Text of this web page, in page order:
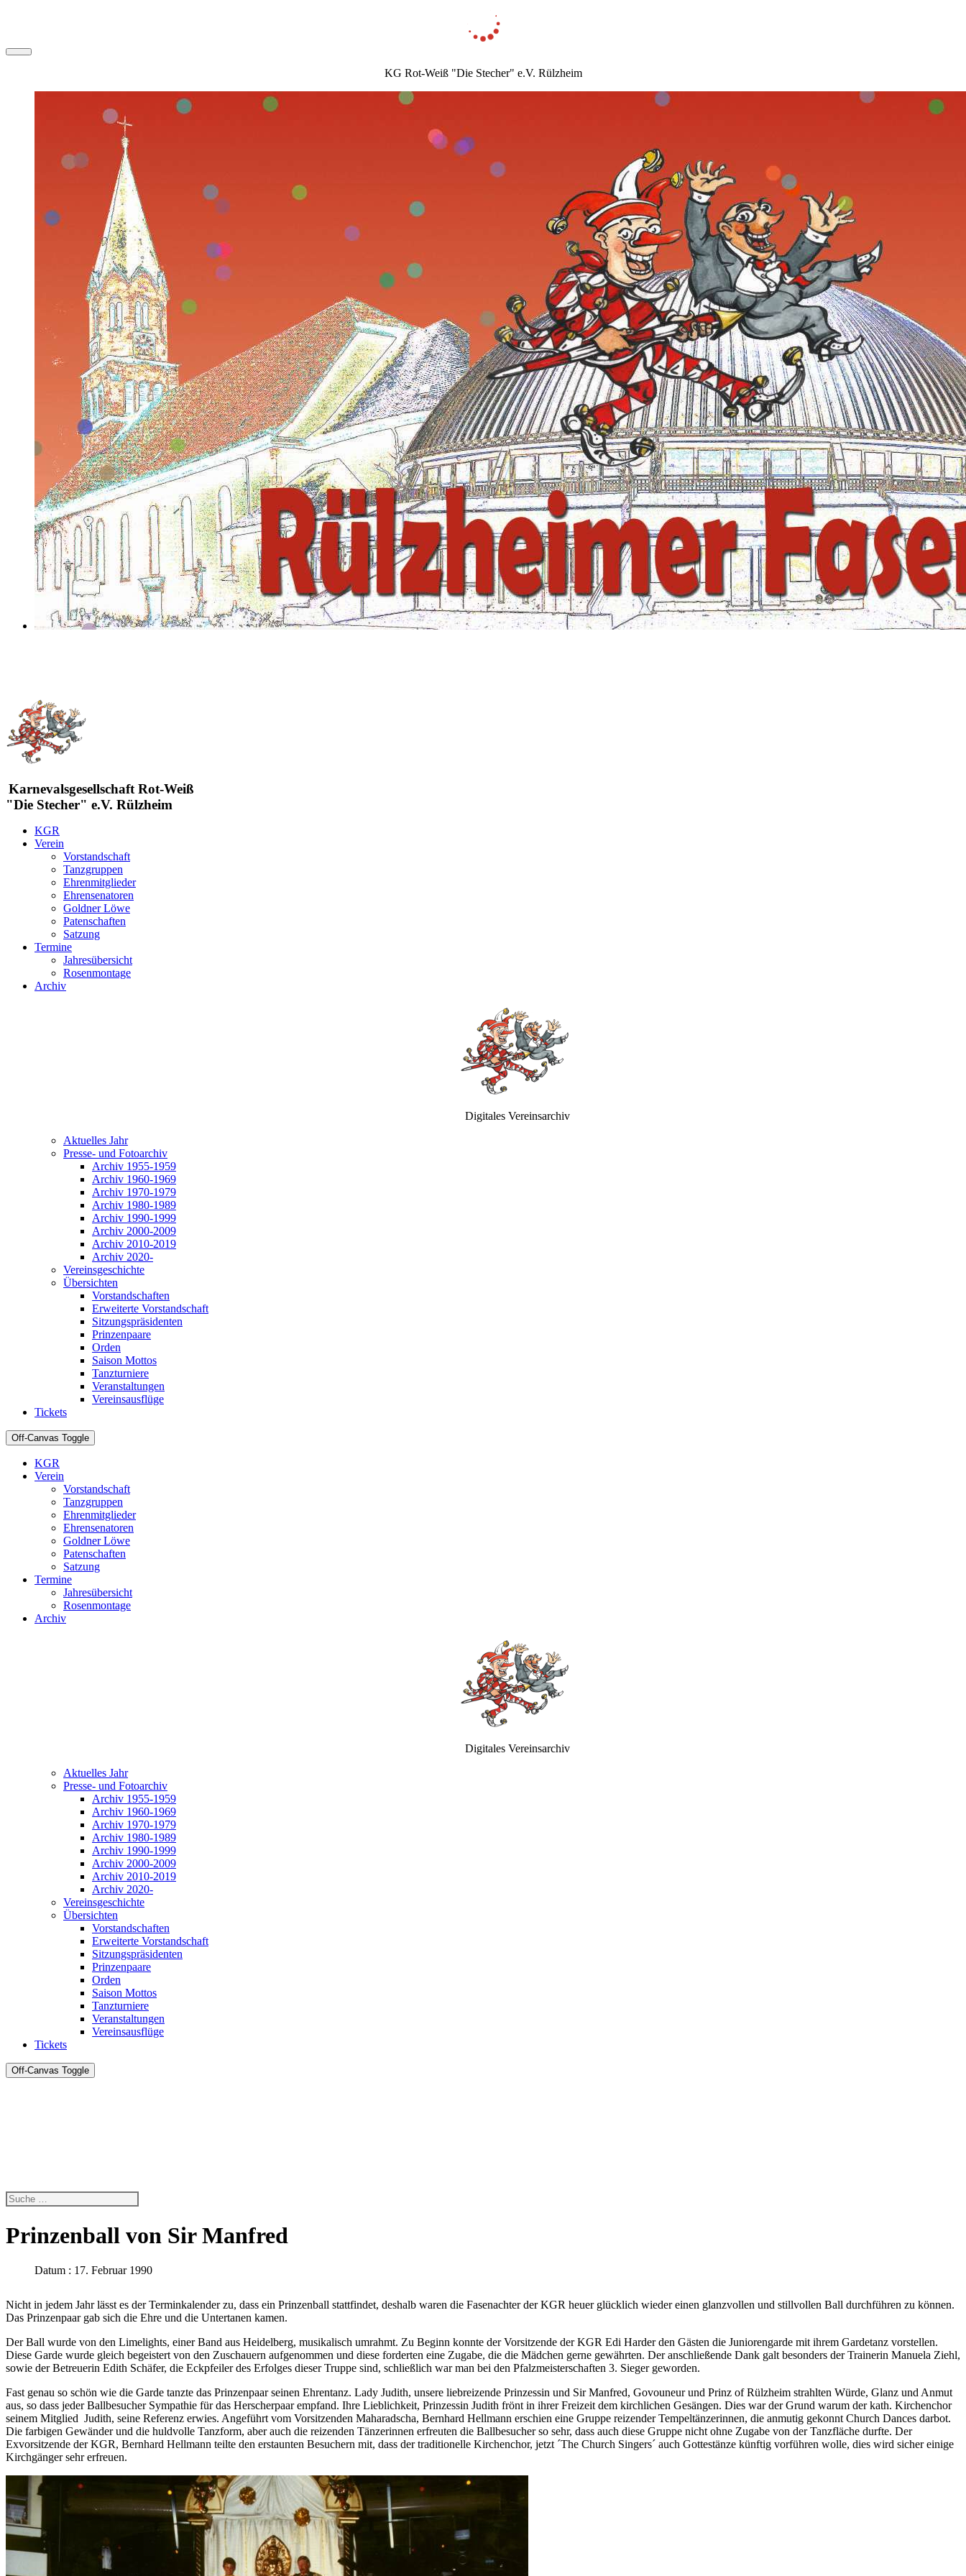
KG Rot-Weiß "Die Stecher" e.V. Rülzheim
Karnevalsgesellschaft Rot-Weiß
"Die Stecher" e.V. Rülzheim
KGR
Verein
Vorstandschaft
Tanzgruppen
Ehrenmitglieder
Ehrensenatoren
Goldner Löwe
Patenschaften
Satzung
Termine
Jahresübersicht
Rosenmontage
Archiv
Digitales Vereinsarchiv
Aktuelles Jahr
Presse- und Fotoarchiv
Archiv 1955-1959
Archiv 1960-1969
Archiv 1970-1979
Archiv 1980-1989
Archiv 1990-1999
Archiv 2000-2009
Archiv 2010-2019
Archiv 2020-
Vereinsgeschichte
Übersichten
Vorstandschaften
Erweiterte Vorstandschaft
Sitzungspräsidenten
Prinzenpaare
Orden
Saison Mottos
Tanzturniere
Veranstaltungen
Vereinsausflüge
Tickets
Off-Canvas Toggle
KGR
Verein
Vorstandschaft
Tanzgruppen
Ehrenmitglieder
Ehrensenatoren
Goldner Löwe
Patenschaften
Satzung
Termine
Jahresübersicht
Rosenmontage
Archiv
Digitales Vereinsarchiv
Aktuelles Jahr
Presse- und Fotoarchiv
Archiv 1955-1959
Archiv 1960-1969
Archiv 1970-1979
Archiv 1980-1989
Archiv 1990-1999
Archiv 2000-2009
Archiv 2010-2019
Archiv 2020-
Vereinsgeschichte
Übersichten
Vorstandschaften
Erweiterte Vorstandschaft
Sitzungspräsidenten
Prinzenpaare
Orden
Saison Mottos
Tanzturniere
Veranstaltungen
Vereinsausflüge
Tickets
Off-Canvas Toggle
Prinzenball von Sir Manfred
Datum : 17. Februar 1990
Nicht in jedem Jahr lässt es der Terminkalender zu, dass ein Prinzenball stattfindet, deshalb waren die Fasenachter der KGR heuer glücklich wieder einen glanzvollen und stillvollen Ball durchführen zu können.
Das Prinzenpaar gab sich die Ehre und die Untertanen kamen.
Der Ball wurde von den Limelights, einer Band aus Heidelberg, musikalisch umrahmt. Zu Beginn konnte der Vorsitzende der KGR Edi Harder den Gästen die Juniorengarde mit ihrem Gardetanz vorstellen.
Diese Garde wurde gleich begeistert von den Zuschauern aufgenommen und diese forderten eine Zugabe, die die Mädchen gerne gewährten. Der anschließende Dank galt besonders der Trainerin Manuela Ziehl,
sowie der Betreuerin Edith Schäfer, die Eckpfeiler des Erfolges dieser Truppe sind, schließlich war man bei den Pfalzmeisterschaften 3. Sieger geworden.
Fast genau so schön wie die Garde tanzte das Prinzenpaar seinen Ehrentanz. Lady Judith, unsere liebreizende Prinzessin und Sir Manfred, Govouneur und Prinz of Rülzheim strahlten Würde, Glanz und Anmut
aus, so dass jeder Ballbesucher Sympathie für das Herscherpaar empfand. Ihre Lieblichkeit, Prinzessin Judith frönt in ihrer Freizeit dem kirchlichen Gesängen. Dies war der Grund warum der kath. Kirchenchor
seinem Mitglied Judith, seine Referenz erwies. Angeführt vom Vorsitzenden Maharadscha, Bernhard Hellmann erschien eine Gruppe reizender Tempeltänzerinnen, die anmutig gekonnt Church Dances darbot.
Die farbigen Gewänder und die huldvolle Tanzform, aber auch die reizenden Tänzerinnen erfreuten die Ballbesucher so sehr, dass auch diese Gruppe nicht ohne Zugabe von der Tanzfläche durfte. Der
Exvorsitzende der KGR, Bernhard Hellmann teilte den erstaunten Besuchern mit, dass der traditionelle Kirchenchor, jetzt ´The Church Singers´ auch Gottestänze künftig vorführen wolle, dies wird sicher einige
Kirchgänger sehr erfreuen.